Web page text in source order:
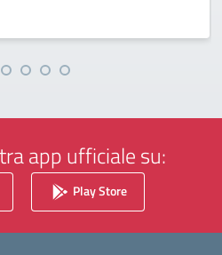
app ufficiale su:
Play Store